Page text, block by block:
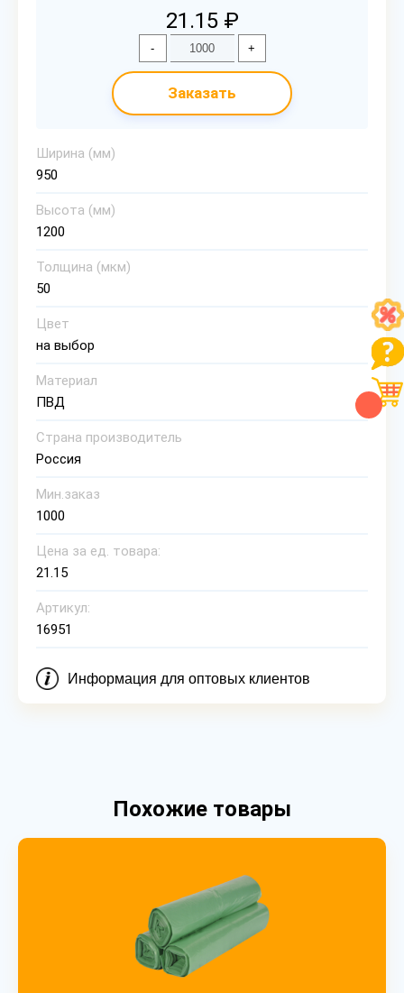
21.15 ₽
- +
Заказать
Ширина (мм)
950
Высота (мм)
1200
Толщина (мкм)
50
Цвет
на выбор
Материал
ПВД
Страна производитель
Россия
Мин.заказ
1000
Цена за ед. товара:
21.15
Артикул:
16951
Информация для оптовых клиентов
Похожие товары